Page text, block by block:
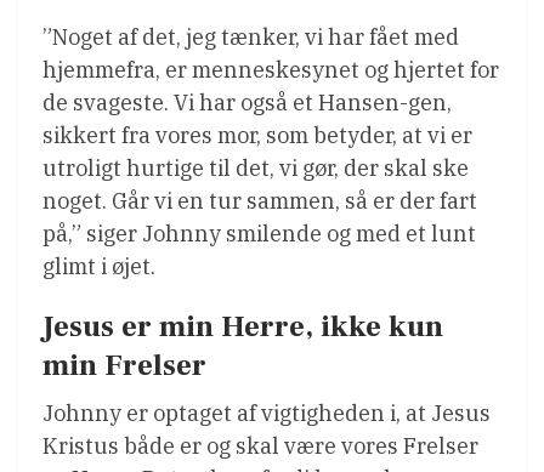
”Noget af det, jeg tænker, vi har fået med
hjemmefra, er menneskesynet og hjertet for
de svageste. Vi har også et Hansen-gen,
sikkert fra vores mor, som betyder, at vi er
utroligt hurtige til det, vi gør, der skal ske
noget. Går vi en tur sammen, så er der fart
på,” siger Johnny smilende og med et lunt
glimt i øjet.
Jesus er min Herre, ikke kun
min Frelser
Johnny er optaget af vigtigheden i, at Jesus
Kristus både er og skal være vores Frelser